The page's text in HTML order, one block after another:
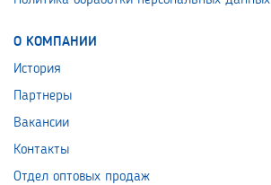
О КОМПАНИИ
История
Партнеры
Вакансии
Контакты
Отдел оптовых продаж